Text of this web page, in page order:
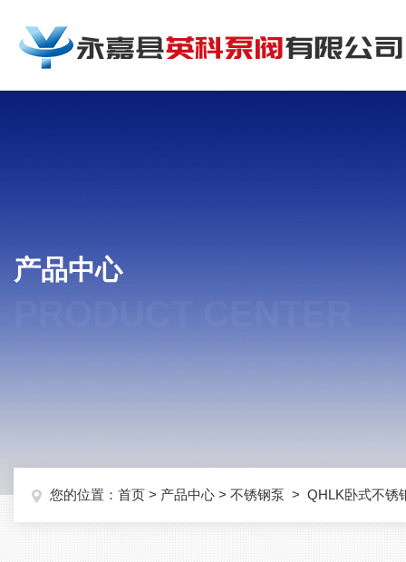
产品中心
您的位置： 首页 > 产品中心 > 不锈钢泵 > QHLK卧式不锈